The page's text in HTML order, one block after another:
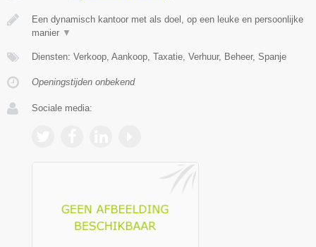
Een dynamisch kantoor met als doel, op een leuke en persoonlijke
manier ▼
Diensten: Verkoop, Aankoop, Taxatie, Verhuur, Beheer, Spanje
Openingstijden onbekend
Sociale media: